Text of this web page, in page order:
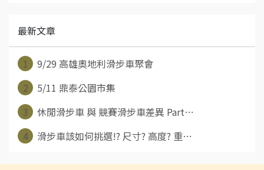
最新文章
1
9/29 高雄奧地利滑步車聚會
2
5/11 鼎泰公園市集
3
休閒滑步車 與 競賽滑步車差異 Part⋯
4
滑步車該如何挑選!? 尺寸? 高度? 重⋯